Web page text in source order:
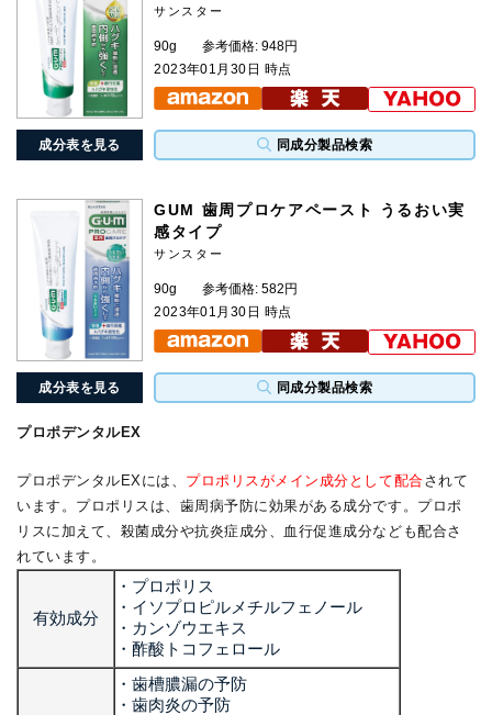
成分表を見る 同成分製品検索
サンスター
90g
参考価格: 948円
2023年01月30日 時点
成分表を見る 同成分製品検索
GUM 歯周プロケアペースト うるおい実
感タイプ
サンスター
90g
参考価格: 582円
2023年01月30日 時点
プロポデンタルEX
プロポデンタルEXには、 プロポリスがメイン成分として配合されて
います。プロポリスは、歯周病予防に効果がある成分です。プロポ
リスに加えて、殺菌成分や抗炎症成分、血行促進成分なども配合さ
れています。
有効成分
・プロポリス
・イソプロピルメチルフェノール
・カンゾウエキス
・酢酸トコフェロール
・歯槽膿漏の予防
・歯肉炎の予防